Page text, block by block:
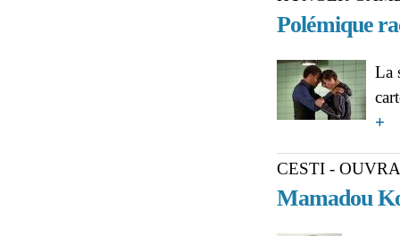
Polémique
La
+
CESTI -
Mamadou